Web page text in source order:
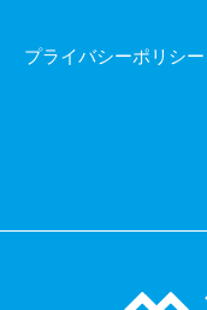
プライバシーポリシー